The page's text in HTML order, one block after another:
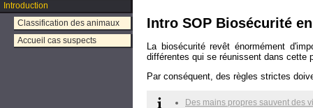
Introduction
Classification des animaux
Accueil cas suspects
Intro SOP Biosécurité
La biosécurité revêt énormément
différentes qui se réunissent dans cette
Par conséquent, des règles strictes
Des mains propres sauvent des